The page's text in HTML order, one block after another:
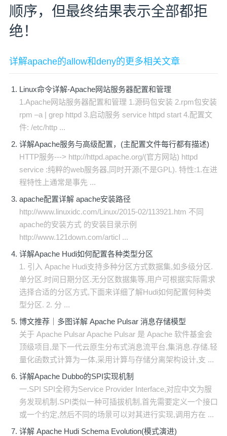
顺序，但最终结果表示全部都拒
绝！
详解apache的allow和deny的更多相关文章
Linux命令详解-Apache网站服务器配置和管理
1.Apache网站服务器配置和管理 1.源码包安装 2.rpm包安装
rpm –a | grep httpd 3.启动服务 service httpd start 4.配置文
件: /etc/http ...
详解Apache服务与高级配置，(主配置文件每行都有描述)
HTTP服务---> http://httpd.apache.org/(官方网站) httpd
service :纯粹的web服务器,同时开源(不是GPL). 特性:1.在进
程特性上通常是事先 ...
apache配置详解 apache安装路径
http://www.linuxidc.com/Linux/2015-02/113921.htm 不同
apache的安装方式 的安装目录示例
http://www.121down.com/articl ...
详解Apache Hudi如何配置各种类型分区
1. 引入 Apache Hudi支持多种分区方式数据集,如多级分区.
单分区.时间日期分区.无分区数据集等,用户可根据实际需求
选择合适的分区方式,下面来详细了解Hudi如何配置何种类
型分区. 2. 分 ...
博文推荐｜多图详解 Apache Pulsar 消息存储模型
关于 Apache Pulsar Apache Pulsar 是 Apache 软件基金会
顶级项目,是下一代云原生分布式消息流平台,集消息.存储.轻
量化函数式计算为一体,采用计算与存储分离架构设计,支 ...
详解Apache Dubbo的SPI实现机制
一.SPI SPI全称为Service Provider Interface,对应中文为服
务发现机制.SPI类似一种可插拔机制,首先需要定义一个接口
或一个约定,然后不同的场景可以对其进行实现,调用方在 ...
详解 Apache Hudi Schema Evolution(模式演进)